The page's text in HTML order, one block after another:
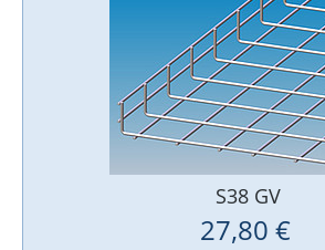
S38 GV
27,80 €